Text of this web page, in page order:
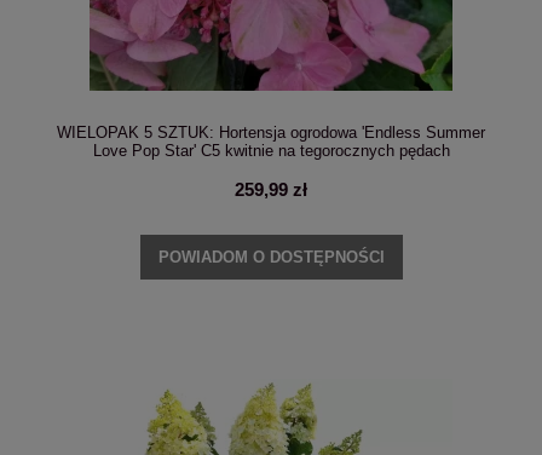
WIELOPAK 5 SZTUK: Hortensja ogrodowa 'Endless Summer
Love Pop Star' C5 kwitnie na tegorocznych pędach
259,99 zł
POWIADOM O DOSTĘPNOŚCI